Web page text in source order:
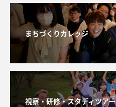
まちづくりカレッジ
視察・研修・スタディツアー